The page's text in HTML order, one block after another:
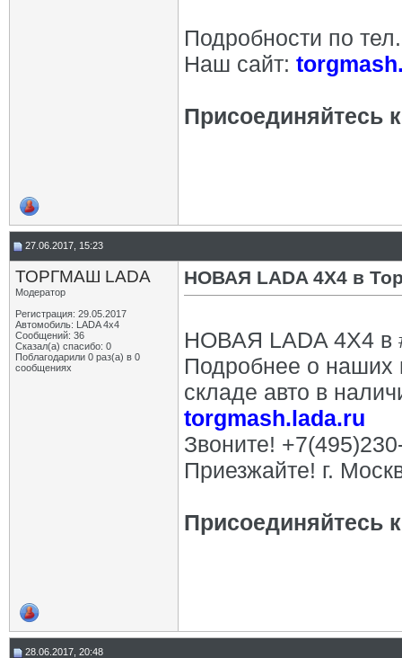
Подробности по
Наш сайт:
Присоединяйтесь
27.06.2017, 15:23
ТОРГМАШ LADA
Модератор
Регистрация: 29.05.2017
Автомобиль: LADA 4x4
Сообщений: 36
Сказал(а) спасибо: 0
Поблагодарили 0 раз(а) в 0
сообщениях
НОВАЯ LADA 4X4 в
НОВАЯ LADA 4X4 в
Подробнее о наших
складе авто в
torgmash.lada.ru
Звоните!
Приезжайте! г.
Присоединяйтесь
28.06.2017, 20:48